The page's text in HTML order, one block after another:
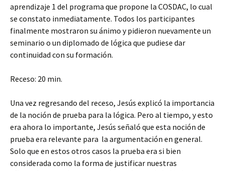
aprendizaje 1 del programa que propone la COSDAC, lo cual
se constato inmediatamente. Todos los participantes
finalmente mostraron su ánimo y pidieron nuevamente un
seminario o un diplomado de lógica que pudiese dar
continuidad con su formación.
Receso: 20 min.
Una vez regresando del receso, Jesús explicó la importancia
de la noción de prueba para la lógica. Pero al tiempo, y esto
era ahora lo importante, Jesús señaló que esta noción de
prueba era relevante para la argumentación en general.
Solo que en estos otros casos la prueba era si bien
considerada como la forma de justificar nuestras